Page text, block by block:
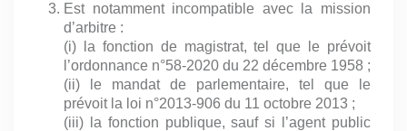
Est notamment incompatible avec la mission
d’arbitre :
(i) la fonction de magistrat, tel que le prévoit
l’ordonnance n°58-2020 du 22 décembre 1958 ;
(ii) le mandat de parlementaire, tel que le
prévoit la loi n°2013-906 du 11 octobre 2013 ;
(iii) la fonction publique, sauf si l’agent public